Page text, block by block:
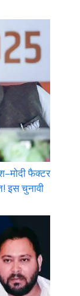
फैक्टर
इस चुनावी